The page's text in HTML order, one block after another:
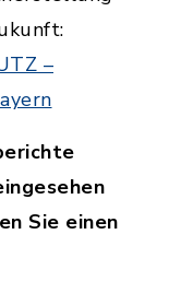
–
Sie einen